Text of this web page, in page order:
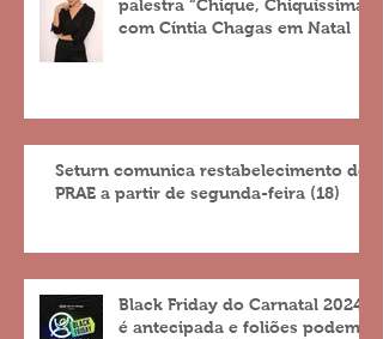
palestra “Chique, Chiquíssima”
com Cíntia Chagas em Natal
Seturn comunica restabelecimento do
PRAE a partir de segunda-feira (18)
Black Friday do Carnatal 2024
é antecipada e foliões podem